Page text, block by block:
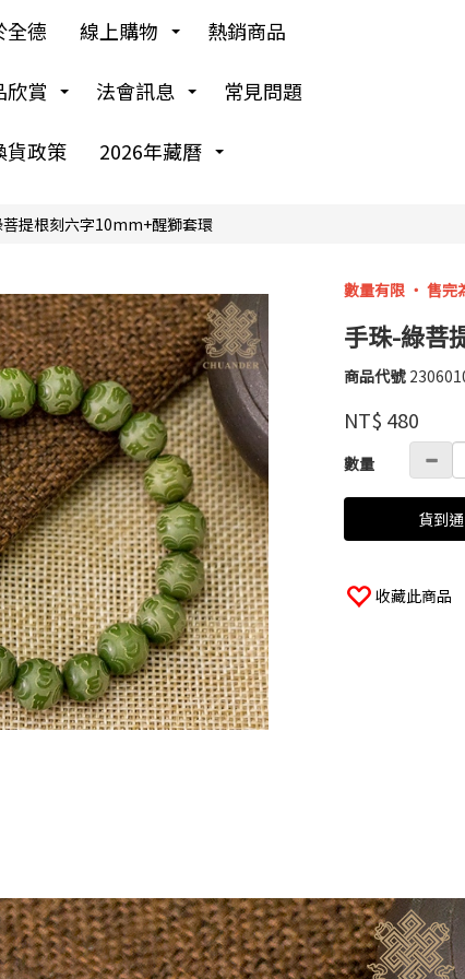
全德 線上購物 熱銷商品
欣賞 法會訊息 常見問題
貨政策 2026年藏曆
提根刻六字10mm+醒獅套環
數量有限 ‧ 售完
手珠-綠菩
商品代號
品牌
鈺
NT$ 480
數量
貨到
收藏此商品